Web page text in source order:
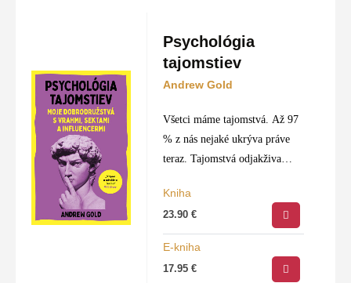
Psychológia
tajomstiev
Andrew Gold
Všetci máme tajomstvá. Až 97
% z nás nejaké ukrýva práve
teraz. Tajomstvá odjakživa
ovládali – od vodcov siekt,
vrahov, psychopatov, politikov
až po bežné…
Kniha
23.90€
E-kniha
17.95€